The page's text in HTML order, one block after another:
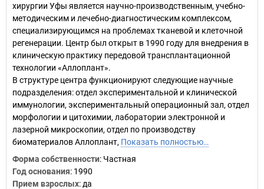
хирургии Уфы является научно-производственным, учебно-
методическим и лечебно-диагностическим комплексом,
специализирующимся на проблемах тканевой и клеточной
регенерации. Центр был открыт в 1990 году для внедрения в
клиническую практику передовой трансплантационной
технологии «Аллоплант».
В структуре центра функционируют следующие научные
подразделения: отдел экспериментальной и клинической
иммунологии, экспериментальный операционный зал, отдел
морфологии и цитохимии, лаборатории электронной и
лазерной микроскопии, отдел по производству
биоматериалов Аллоплант, Показать полностью…
Форма собственности: Частная
Год основания: 1990
Прием взрослых: да